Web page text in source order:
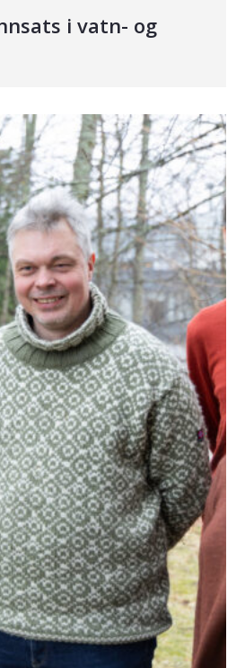
i vatn- og